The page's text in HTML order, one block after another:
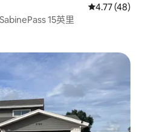
從 48 則評價
4.77 (48)
15英里